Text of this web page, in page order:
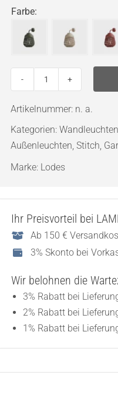
Farbe:
Outdoor
Wandleuchte
Menge
Artikelnummer: n. a.
Kategorien:
Außenleuchten, Stitch,
Marke: Lodes
Ihr Preisvorteil bei
Ab 150 €
3% Skonto bei
Wir belohnen die
3% Rabatt bei
2% Rabatt bei
1% Rabatt bei